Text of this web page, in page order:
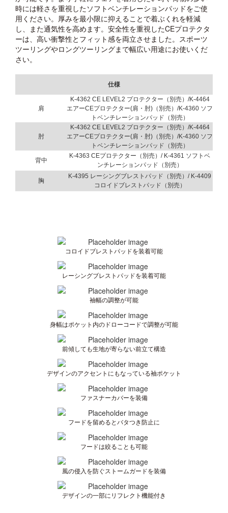
時には軽さを重視したソフトベンチレーションパッドをご使
用ください。厚みを最小限に抑えることで着ぶくれを軽減
し、また通気性を高めます。安全性を重視したCEプロテクタ
ーは、高い衝撃性とフィット感を両立させました。スポーツ
ツーリングやロングツーリングまで幅広い用途にお使いくだ
さい。
仕様
肩
K-4362 CE LEVEL2 プロテクター（別売）/K-4464
エアーCEプロテクター(肩・肘)（別売）/K-4360 ソフ
トベンチレーションパッド（別売）
肘
K-4362 CE LEVEL2 プロテクター（別売）/K-4464
エアーCEプロテクター(肩・肘)（別売）/K-4360 ソフ
トベンチレーションパッド（別売）
背中
K-4363 CEプロテクター（別売）/ K-4361 ソフトベ
ンチレーションパッド（別売）
胸
K-4395 レーシングブレストパッド（別売）/ K-4409
コロイドブレストパッド（別売）
コロイドブレストパッドを装着可能
レーシングブレストパッドを装着可能
袖幅の調整が可能
身幅はポケット内のドローコードで調整が可能
前傾しても生地が寄らない前立て構造
デザインのアクセントにもなっている袖ポケット
ファスナーカバーを装備
フードを留めるとバタつき防止に
フードは絞ることも可能
風の侵入を防ぐストームガードを装備
デザインの一部にリフレクト機能付き